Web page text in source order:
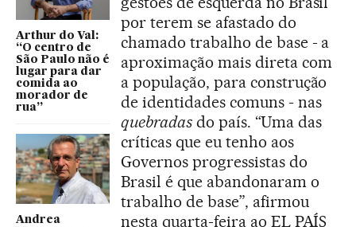
Arthur do Val:
“O centro de
São Paulo não é
lugar para dar
comida ao
morador de
rua”
Andrea
por terem se afastado do
chamado trabalho de base - a
aproximação mais direta com
a população, para construção
de identidades comuns - nas
quebradasdo país. “Uma das
críticas que eu tenho aos
Governos progressistas do
Brasil é que abandonaram o
trabalho de base”, afirmou
nesta quarta-feira ao EL PAÍS